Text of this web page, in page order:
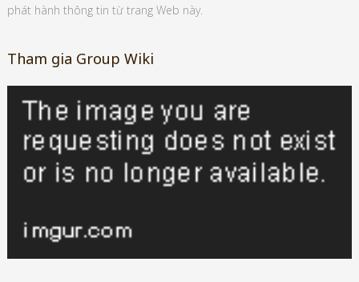
phát hành thông tin từ trang Web này.
Tham gia Group Wiki